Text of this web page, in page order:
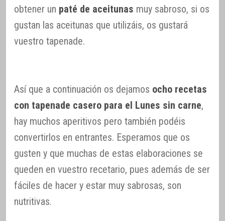
obtener un paté de aceitunas muy sabroso, si os
gustan las aceitunas que utilizáis, os gustará
vuestro tapenade.
Así que a continuación os dejamos ocho recetas
con tapenade casero para el Lunes sin carne,
hay muchos aperitivos pero también podéis
convertirlos en entrantes. Esperamos que os
gusten y que muchas de estas elaboraciones se
queden en vuestro recetario, pues además de ser
fáciles de hacer y estar muy sabrosas, son
nutritivas.